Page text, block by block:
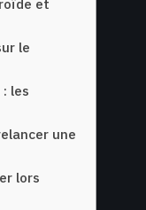
le
les
une
lors